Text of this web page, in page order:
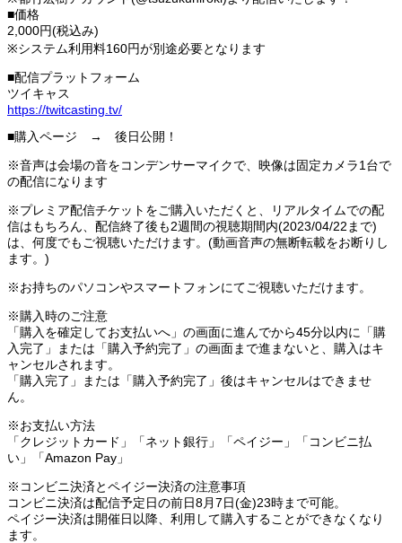
■価格
2,000円(税込み)
※システム利用料160円が別途必要となります
■配信プラットフォーム
ツイキャス
https://twitcasting.tv/
■購入ページ → 後日公開！
※音声は会場の音をコンデンサーマイクで、映像は固定カメラ1台で
の配信になります
※プレミア配信チケットをご購入いただくと、リアルタイムでの配
信はもちろん、配信終了後も2週間の視聴期間内(2023/04/22まで)
は、何度でもご視聴いただけます。(動画音声の無断転載をお断りし
ます。)
※お持ちのパソコンやスマートフォンにてご視聴いただけます。
※購入時のご注意
「購入を確定してお支払いへ」の画面に進んでから45分以内に「購
入完了」または「購入予約完了」の画面まで進まないと、購入はキ
ャンセルされます。
「購入完了」または「購入予約完了」後はキャンセルはできませ
ん。
※お支払い方法
「クレジットカード」「ネット銀行」「ペイジー」「コンビニ払
い」「Amazon Pay」
※コンビニ決済とペイジー決済の注意事項
コンビニ決済は配信予定日の前日8月7日(金)23時まで可能。
ペイジー決済は開催日以降、利用して購入することができなくなり
ます。